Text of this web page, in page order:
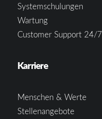
Systemschulungen
Wartung
Customer Support 24/7
Karriere
Menschen & Werte
Stellenangebote